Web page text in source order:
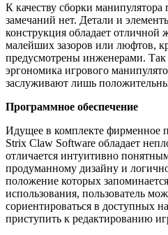
К качеству сборки
замечаний нет. Детали и
конструкция обладает отличной
малейших зазоров или люфтов,
предусмотрены инженерами.
эргономика игрового
заслуживают лишь
Программное обеспечение
Идущее в комплекте фирменное
Strix Claw Software обладает
отличается интуитивно
продуманному дизайну и
положение которых
использования, пользователь
сориентироваться в доступных
приступить к редактированию